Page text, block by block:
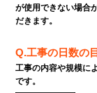
が使用できない場合
だきます。
Q.工事の日数の
工事の内容や規模に
です。